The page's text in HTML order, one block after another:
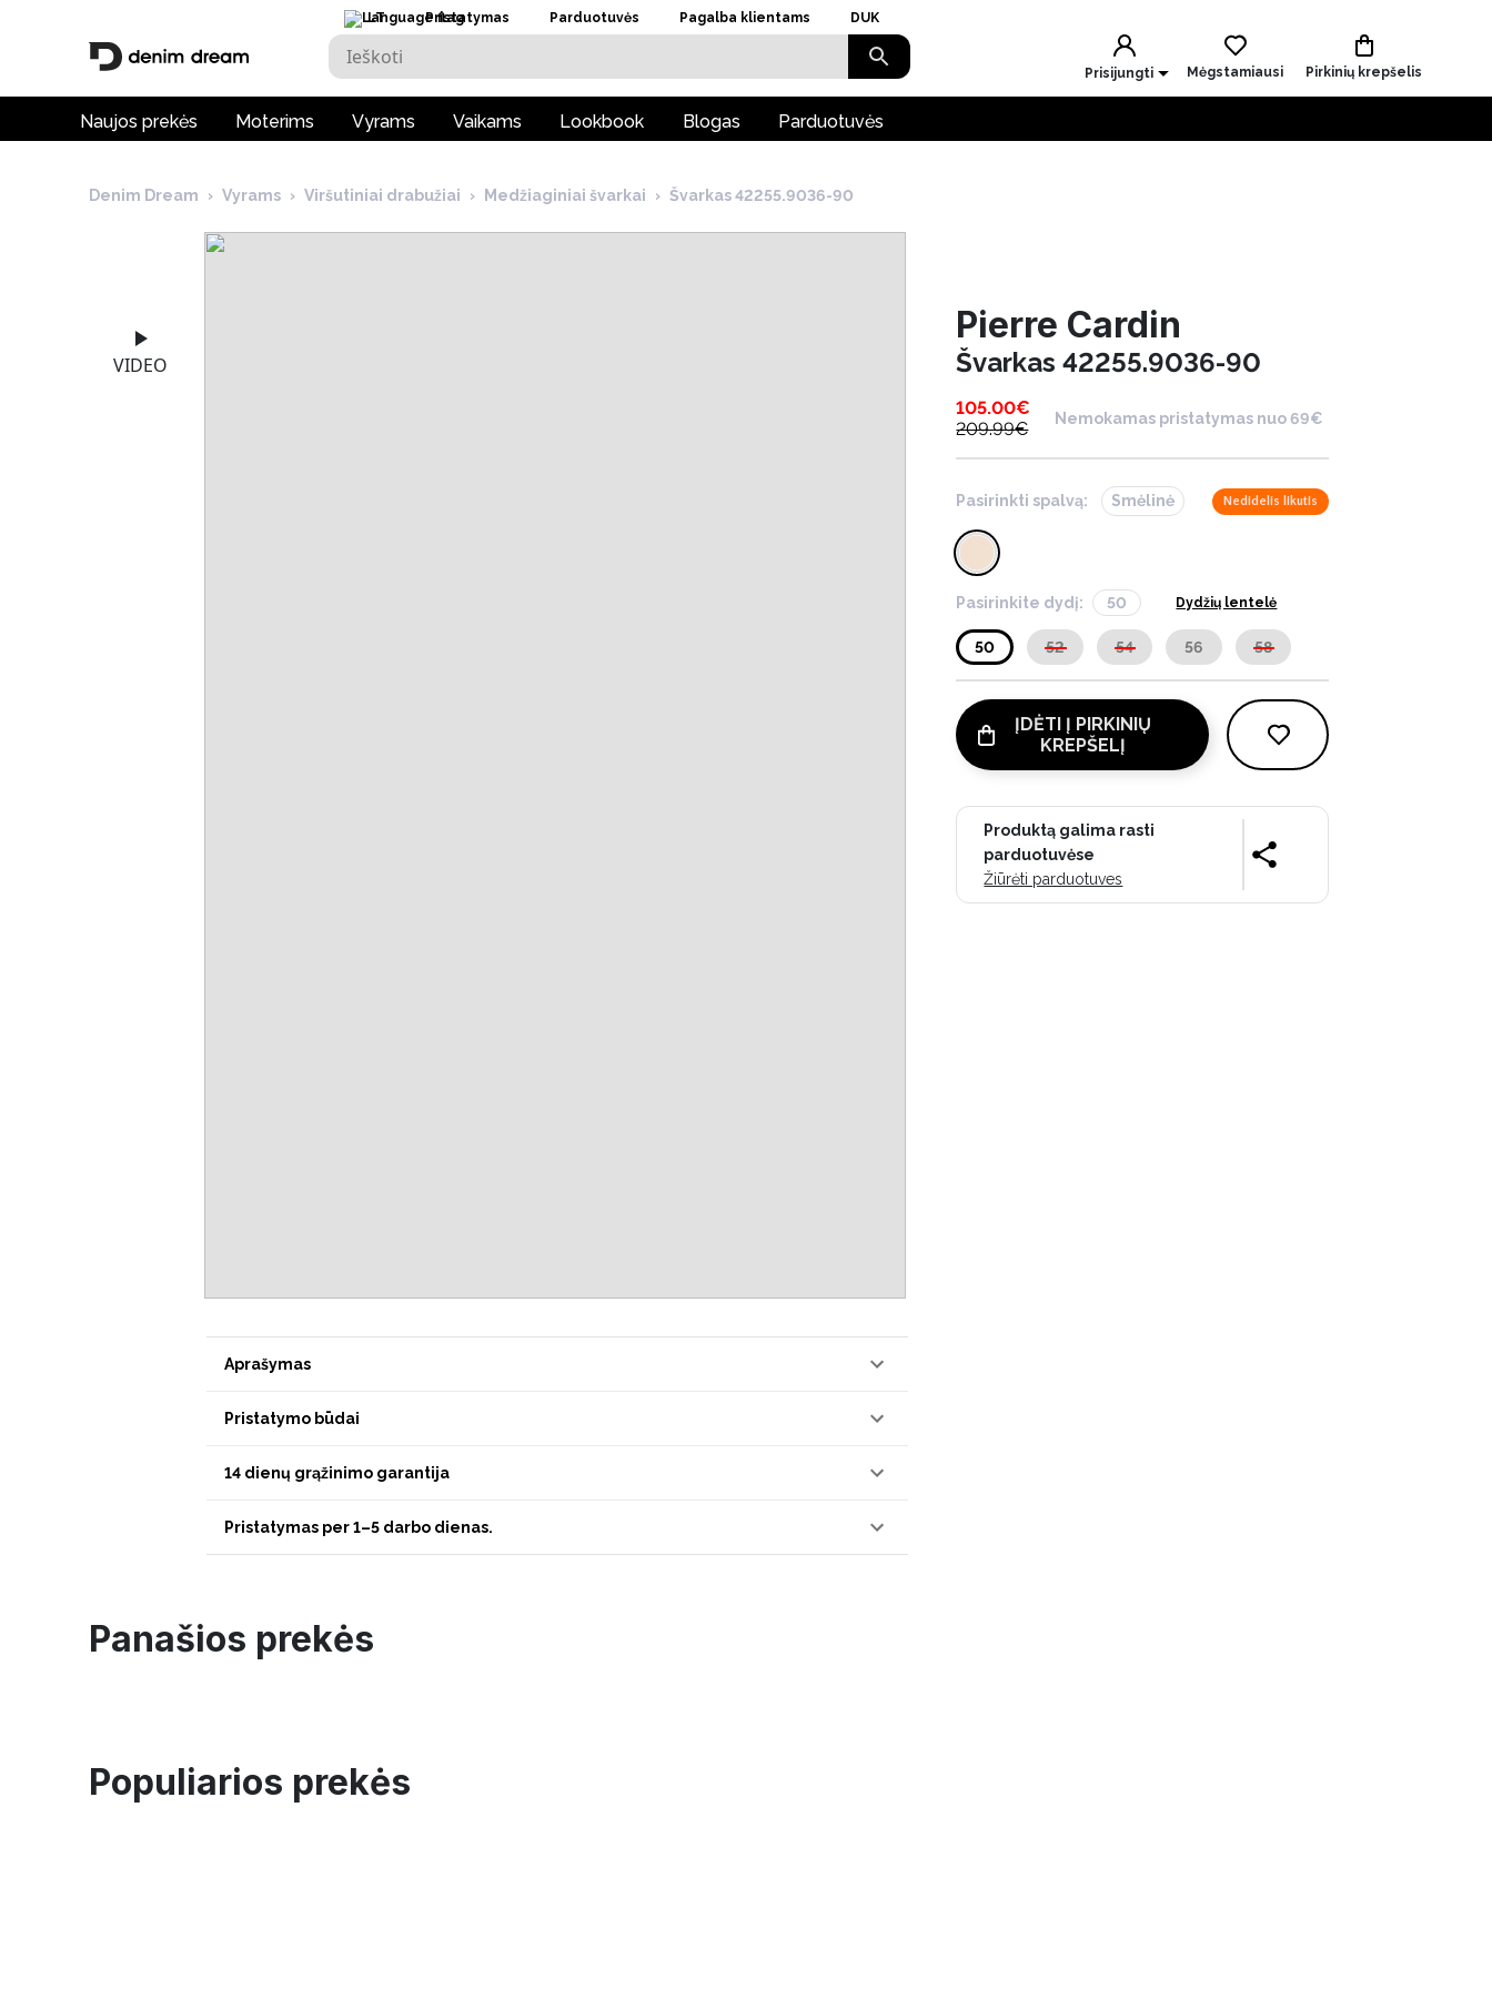
LT Pristatymas Parduotuvės Pagalba klientams DUK
Prisijungti Mėgstamiausi Pirkinių krepšelis
Naujos prekės Moterims Vyrams Vaikams Lookbook Blogas Parduotuvės
Denim Dream › Vyrams › Viršutiniai drabužiai › Medžiaginiai švarkai › Švarkas 42255.9036-90
VIDEO
Aprašymas
Pristatymo būdai
14 dienų grąžinimo garantija
Pristatymas per 1–5 darbo dienas.
Pierre Cardin
Švarkas 42255.9036-90
105.00€
209.99€
Nemokamas pristatymas nuo 69€
Pasirinkti spalvą: Smėlinė Nedidelis likutis
Pasirinkite dydį: 50 Dydžių lentelė
50 52 54 56 58
ĮDĖTI Į PIRKINIŲ
KREPŠELĮ
Produktą galima rasti
parduotuvėse
Žiūrėti parduotuves
Panašios prekės
Populiarios prekės